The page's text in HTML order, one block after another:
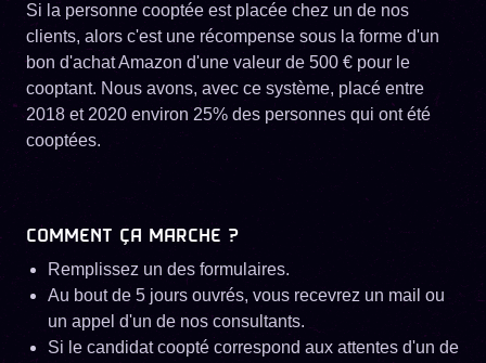
Si la personne cooptée est placée chez un de nos
clients, alors c'est une récompense sous la forme d'un
bon d'achat Amazon d'une valeur de 500 € pour le
cooptant. Nous avons, avec ce système, placé entre
2018 et 2020 environ 25% des personnes qui ont été
cooptées.
COMMENT ÇA MARCHE ?
Remplissez un des formulaires.
Au bout de 5 jours ouvrés, vous recevrez un mail ou
un appel d'un de nos consultants.
Si le candidat coopté correspond aux attentes d'un de